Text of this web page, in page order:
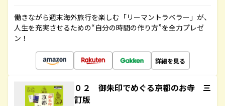
働きながら週末海外旅行を楽しむ「リーマントラベラー」が、
人生を充実させるための“自分の時間の作り方”を全力プレゼ
ン！
詳細を見る
０２ 御朱印でめぐる京都のお寺 三
訂版